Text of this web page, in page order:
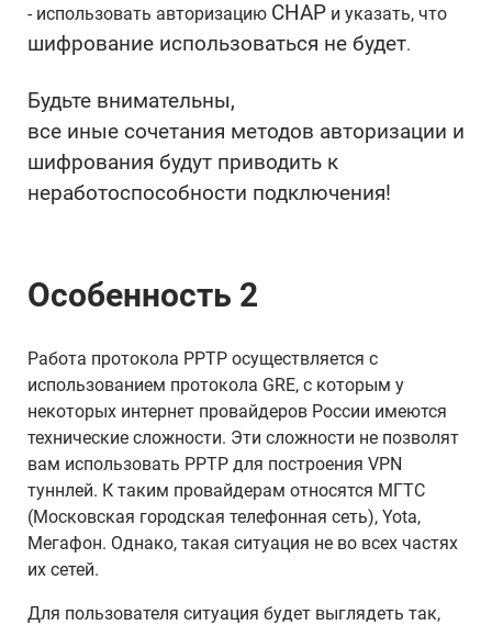
- использовать авторизацию CHAP и указать, что
шифрование использоваться не будет.
Будьте внимательны,
все иные сочетания методов авторизации и
шифрования будут приводить к
неработоспособности подключения!
Особенность 2
Работа протокола PPTP осуществляется с
использованием протокола GRE, с которым у
некоторых интернет провайдеров России имеются
технические сложности. Эти сложности не позволят
вам использовать PPTP для построения VPN
туннлей. К таким провайдерам относятся МГТС
(Московская городская телефонная сеть), Yota,
Мегафон. Однако, такая ситуация не во всех частях
их сетей.
Для пользователя ситуация будет выглядеть так,